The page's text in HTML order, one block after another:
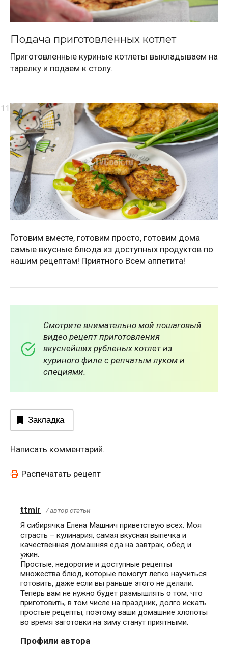
Подача приготовленных котлет
Приготовленные куриные котлеты выкладываем на
тарелку и подаем к столу.
Готовим вместе, готовим просто, готовим дома
самые вкусные блюда из доступных продуктов по
нашим рецептам! Приятного Всем аппетита!
Смотрите внимательно мой пошаговый
видео рецепт приготовления
вкуснейших рубленых котлет из
куриного филе с репчатым луком и
специями.
Закладка
Написать комментарий.
Распечатать рецепт
ttmir / автор статьи
Я сибирячка Елена Машнич приветствую всех. Моя
страсть – кулинария, самая вкусная выпечка и
качественная домашняя еда на завтрак, обед и
ужин.
Простые, недорогие и доступные рецепты
множества блюд, которые помогут легко научиться
готовить, даже если вы раньше этого не делали.
Теперь вам не нужно будет размышлять о том, что
приготовить, в том числе на праздник, долго искать
простые рецепты, поэтому ваши домашние хлопоты
во время заготовки на зиму станут приятными.
Профили автора